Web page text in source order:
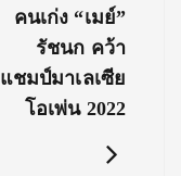
คนเก่ง “เมย์”
รัชนก คว้า
แชมป์มาเลเซีย
โอเพ่น 2022